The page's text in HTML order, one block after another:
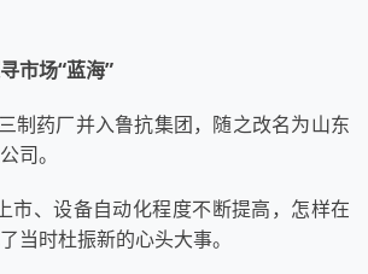
市场“蓝海”
制药厂并入鲁抗集团，随之改名为山东
司。
市、设备自动化程度不断提高，怎样在
当时杜振新的心头大事。